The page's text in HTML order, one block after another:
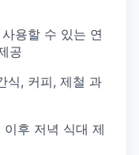
용할 수 있는 연
공
식, 커피, 제철 과
후 저녁 식대 제